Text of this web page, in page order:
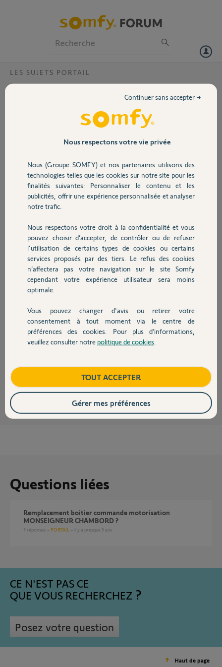
Volet
Sécurité
Domotique
Chauffage
Autres produits
Devis avec un pro
Contact
LES SUJETS PORTAIL
,moteur monseigneurchambord mvae250,.
Bonjour, je recherche la documention du boitier electronque
raccordemene desmoteurs :et programmation de l
gilbert
il y a environ 2 ans
Participer au fil de discussion
Réponses
Vous ne trouverez pas ca ici, essayez sur le Net.
Bonne journée à vous.
Bonjour,
il y a environ 2 ans
Questions liées
Remplacement boitier commande motorisation
MONSEIGNEUR CHAMBORD ?
7 réponses PORTAIL il y a presque 5 ans
CE N'EST PAS CE
QUE VOUS RECHERCHEZ
Posez votre question
Haut de page
Nous respectons votre vie privée
Nous (Groupe SOMFY) et nos partenaires utilisons des
technologies telles que les cookies sur notre site pour les
finalités suivantes: Personnaliser le contenu et les
publicités, offrir une expérience personnalisée et analyser
notre trafic.
Nous respectons votre droit à la confidentialité et vous
pouvez choisir d’accepter, de contrôler ou de refuser
l'utilisation de certains types de cookies ou certains
services proposés par des tiers. Le refus des cookies
n’affectera pas votre navigation sur le site Somfy
cependant votre expérience utilisateur sera moins
optimale.
Vous pouvez changer d'avis ou retirer votre
consentement à tout moment via le centre de
préférences des cookies. Pour plus d’informations,
veuillez consulter notre politique de cookies
Continuer sans accepter →
TOUT ACCEPTER
Gérer mes préférences